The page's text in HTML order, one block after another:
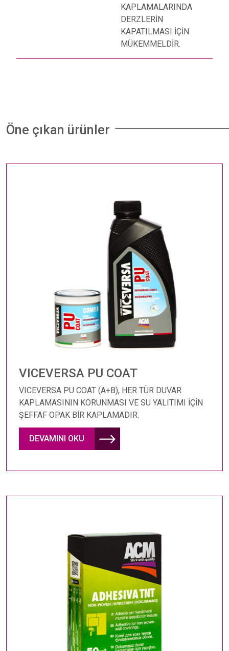
KAPLAMALARINDA
DERZLERİN
KAPATILMASI İÇİN
MÜKEMMELDİR.
Öne çıkan ürünler
VICEVERSA PU COAT
VICEVERSA PU COAT (A+B), HER TÜR DUVAR
KAPLAMASININ KORUNMASI VE SU YALITIMI İÇİN
ŞEFFAF OPAK BİR KAPLAMADIR.
DEVAMINI OKU